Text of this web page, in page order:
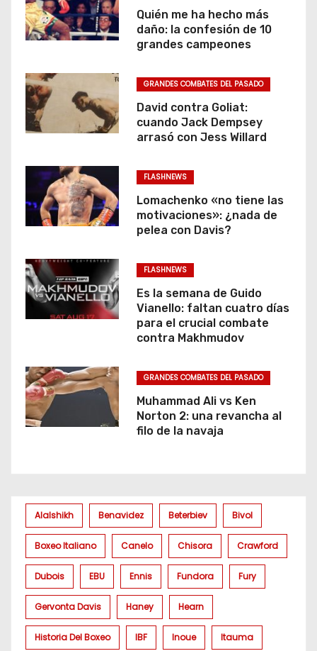
Quién me ha hecho más
daño: la confesión de 10
grandes campeones
GRANDES COMBATES DEL PASADO
David contra Goliat:
cuando Jack Dempsey
arrasó con Jess Willard
FLASHNEWS
Lomachenko «no tiene las
motivaciones»: ¿nada de
pelea con Davis?
FLASHNEWS
Es la semana de Guido
Vianello: faltan cuatro días
para el crucial combate
contra Makhmudov
GRANDES COMBATES DEL PASADO
Muhammad Ali vs Ken
Norton 2: una revancha al
filo de la navaja
Alalshikh Benavidez Beterbiev Bivol
Boxeo Italiano Canelo Chisora Crawford
Dubois EBU Ennis Fundora Fury
Gervonta Davis Haney Hearn
Historia Del Boxeo IBF Inoue Itauma